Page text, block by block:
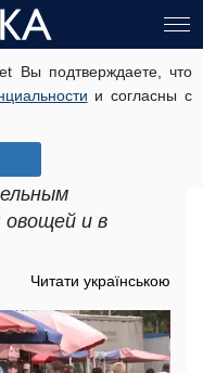
Вы подтверждаете, что
и согласны с
области
и в
Читати українською